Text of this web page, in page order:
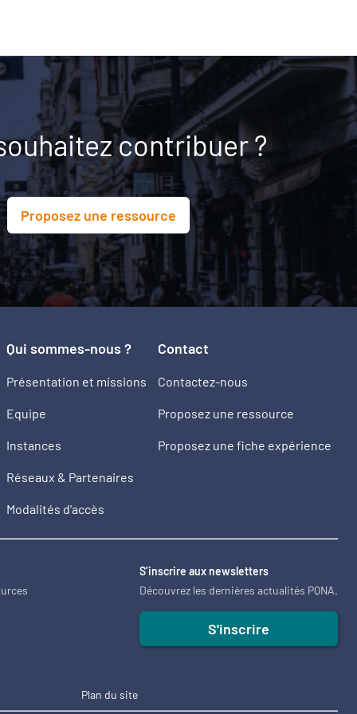
contribuer ?
Proposez une ressource
Qui sommes-nous ?
Présentation et missions
Equipe
Instances
Réseaux & Partenaires
Modalités d'accès
Contact
Contactez-nous
Proposez une ressource
Proposez une fiche expérience
S’inscrire aux newsletters
Découvrez les dernières actualités PQNA.
S'inscrire
Plan du site